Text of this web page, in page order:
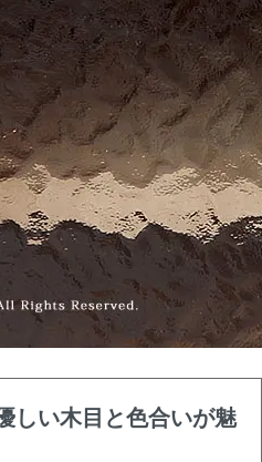
しい木目と色合いが魅